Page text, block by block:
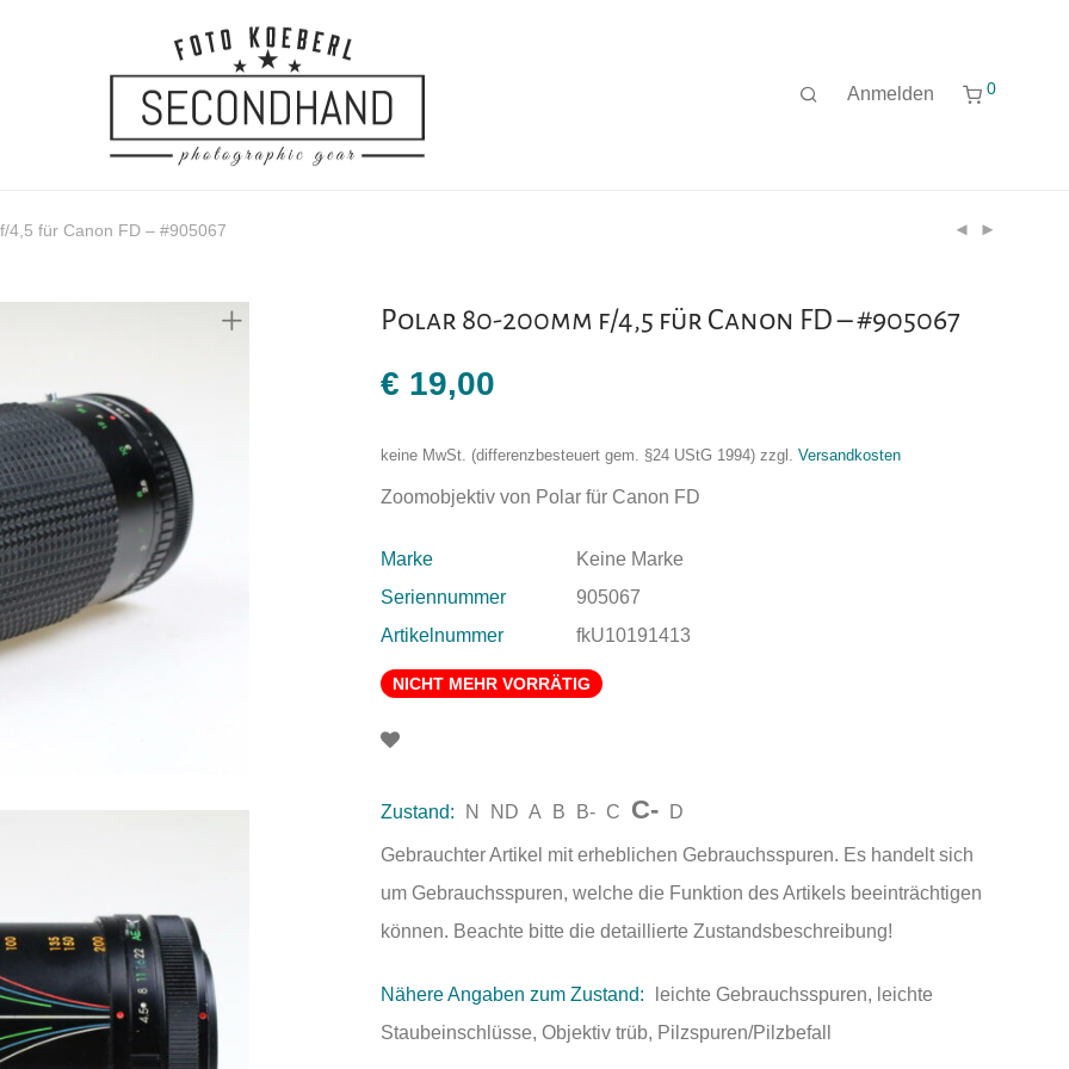
Anmelden 0
4,5 für Canon FD – #905067
Polar 80-200mm f/4,5 für Canon FD – #905067
€ 19,00
keine MwSt. (differenzbesteuert gem. §24 UStG 1994) zzgl. Versandkosten
Zoomobjektiv von Polar für Canon FD
Marke
Keine Marke
Seriennummer
905067
Artikelnummer
fkU10191413
NICHT MEHR VORRÄTIG
Zustand: N ND A B B- C C- D
Gebrauchter Artikel mit erheblichen Gebrauchsspuren. Es handelt sich
um Gebrauchsspuren, welche die Funktion des Artikels beeinträchtigen
können. Beachte bitte die detaillierte Zustandsbeschreibung!
Nähere Angaben zum Zustand:
leichte Gebrauchsspuren, leichte
Staubeinschlüsse, Objektiv trüb, Pilzspuren/Pilzbefall